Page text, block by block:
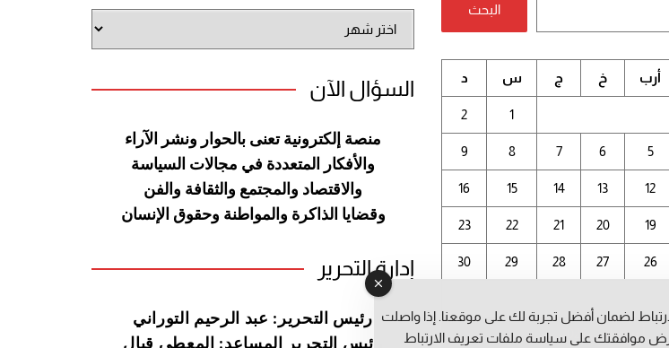
البحث
أغسطس 2026
أرب خ ج س د
1
2
5
6
7
8
9
12
13
14
15
16
19
20
21
22
23
26
27
28
29
30
الموقع
السؤال الآن
منصة إلكترونية تعنى بالحوار ونشر
الآراء
والأفكار المتعددة في مجالات السياسة
والاقتصاد والمجتمع والثقافة والفن
وقضايا الذاكرة والمواطنة وحقوق الإنسان
إدارة التحرير
رئيس التحرير: عبد الرحيم التوراني
رئيس التحرير المساعد: المعطي قبال
لضمان أفضل تجربة لك على موقعنا. إذا واصلت
موافقتك على سياسة ملفات تعريف الارتباط